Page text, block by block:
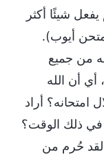
شيئًا أكثر
أيوب).
من جميع
أي أن الله
امتحانه؟ أراد
في ذلك الوقت؟
لقد حُرم من